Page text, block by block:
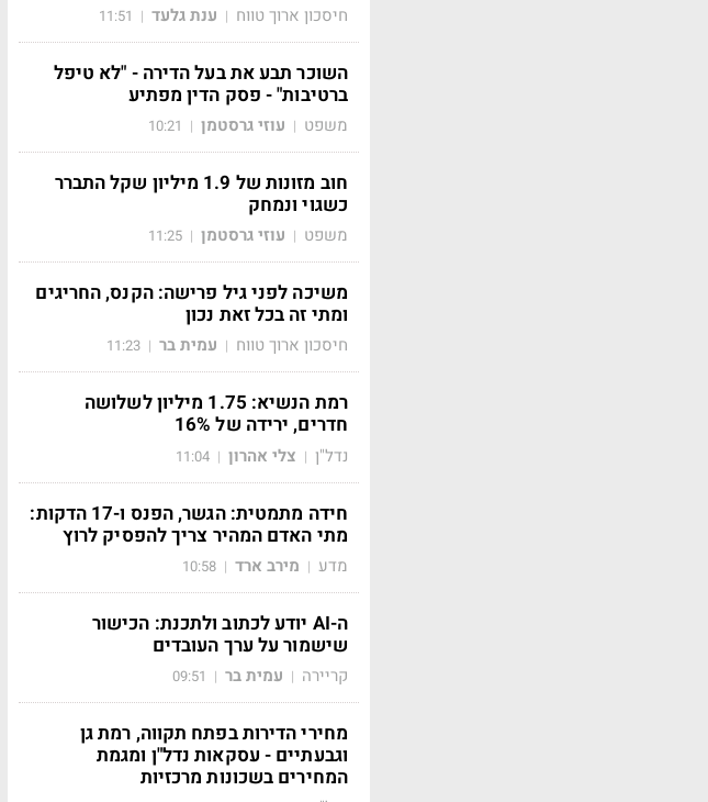
חיסכון ארוך טווח | ענת גלעד |
11:51
השוכר תבע את בעל הדירה - "לא טיפל
ברטיבות" - פסק הדין מפתיע
משפט | עוזי גרסטמן |
10:21
חוב מזונות של 1.9 מיליון שקל התברר
כשגוי ונמחק
משפט | עוזי גרסטמן |
11:25
משיכה לפני גיל פרישה: הקנס, החריגים
ומתי זה בכל זאת נכון
חיסכון ארוך טווח | עמית בר |
11:23
רמת הנשיא: 1.75 מיליון לשלושה
חדרים, ירידה של 16%
נדל"ן | צלי אהרון |
11:04
חידה מתמטית: הגשר, הפנס ו-17 הדקות:
מתי האדם המהיר צריך להפסיק לרוץ
מדע | מירב ארד |
10:58
ה-AI יודע לכתוב ולתכנת: הכישור
שישמור על ערך העובדים
קריירה | עמית בר |
09:51
מחירי הדירות בפתח תקווה, רמת גן
וגבעתיים - עסקאות נדל"ן ומגמת
המחירים בשכונות מרכזיות